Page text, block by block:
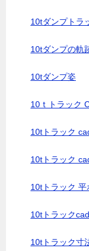
10tダンプトラ
10tダンプの軌
10tダンプ姿
10ｔトラック
10tトラック
10tトラック
10tトラック 平
10tトラック
10tトラック寸